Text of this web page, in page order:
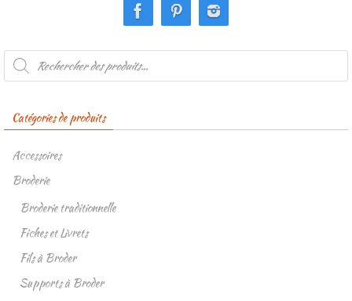
Recherche
produits
Catégories de produits
Accessoires
Broderie
Broderie traditionnelle
Fiches et Livrets
Fils à Broder
Supports à Broder